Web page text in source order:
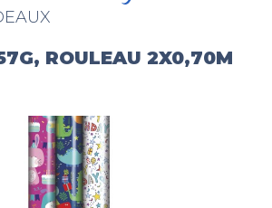
NOS COLLECTIONS
ROULEAU 2X0,70M